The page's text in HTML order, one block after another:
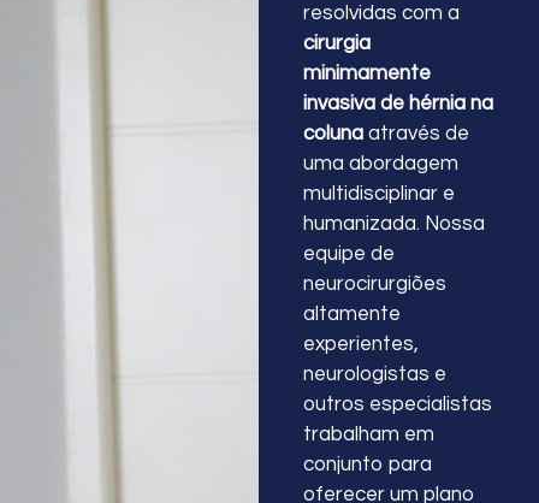
resolvidas com a
cirurgia
minimamente
invasiva de hérnia na
coluna através de
uma abordagem
multidisciplinar e
humanizada. Nossa
equipe de
neurocirurgiões
altamente
experientes,
neurologistas e
outros especialistas
trabalham em
conjunto para
oferecer um plano